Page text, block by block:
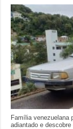
Família venezuelana
adiantado e